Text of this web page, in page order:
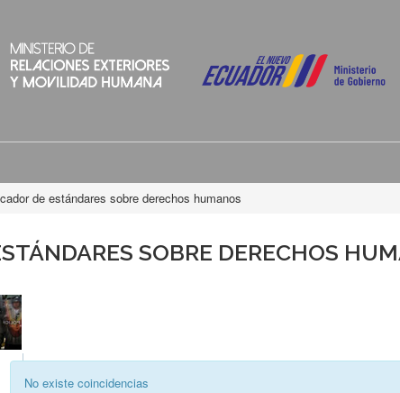
de estándares sobre derechos humanos
SOBRE DERECHOS
No existe coincidencias